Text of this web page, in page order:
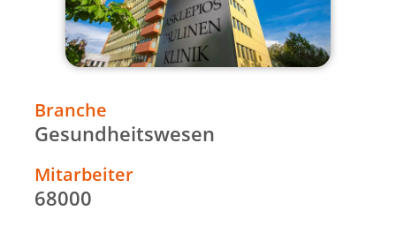
Branche
Gesundheitswesen
Mitarbeiter
68000